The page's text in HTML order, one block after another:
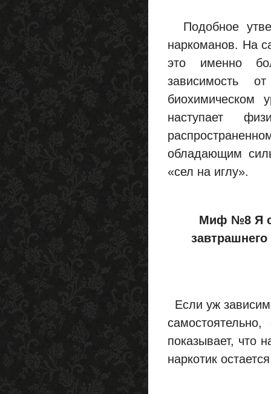
Подобное
наркоманов. На
это именно
зависимость
биохимическом
наступает
обладающим
«сел на иглу».
Миф №8 Я
Если уж
показывает, что
наркотик